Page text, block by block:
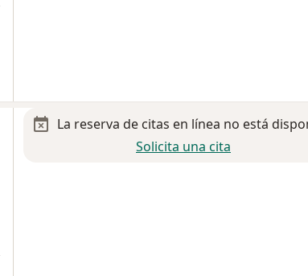
La reserva de citas en línea no está
Solicita una cita